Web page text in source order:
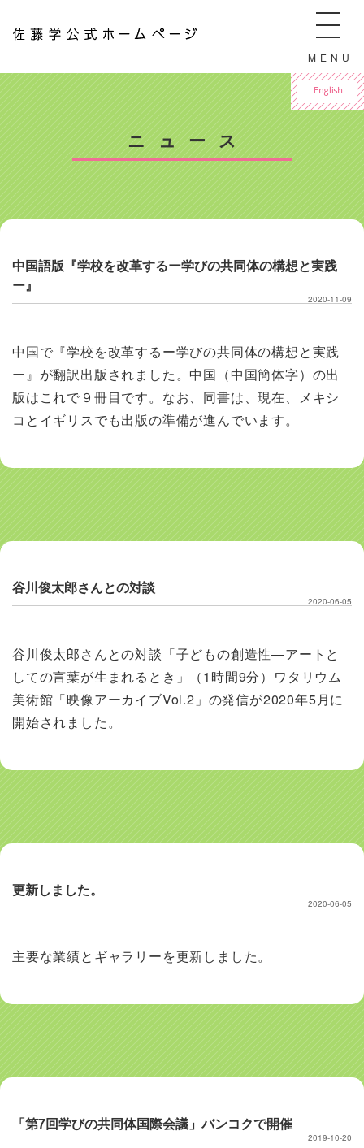
佐藤学公式ホームページ ManabuSATO WebSite
MENU
For English
ニュース
中国語版『学校を改革するー学びの共同体の構想と実践
ー』
2020-11-09
中国で『学校を改革するー学びの共同体の構想と実践
ー』が翻訳出版されました。中国（中国簡体字）の出
版はこれで９冊目です。なお、同書は、現在、メキシ
コとイギリスでも出版の準備が進んでいます。
谷川俊太郎さんとの対談
2020-06-05
谷川俊太郎さんとの対談「子どもの創造性―アートと
しての言葉が生まれるとき」（1時間9分）ワタリウム
美術館「映像アーカイブVol.2」の発信が2020年5月に
開始されました。
更新しました。
2020-06-05
主要な業績とギャラリーを更新しました。
「第7回学びの共同体国際会議」バンコクで開催
2019-10-20